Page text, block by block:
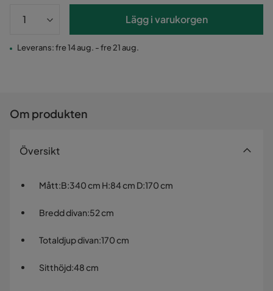
Lägg i varukorgen
Leverans: fre 14 aug. - fre 21 aug.
Om produkten
Översikt
Mått:B:340 cm H:84 cm D:170 cm
Bredd divan:52 cm
Totaldjup divan:170 cm
Sitthöjd:48 cm